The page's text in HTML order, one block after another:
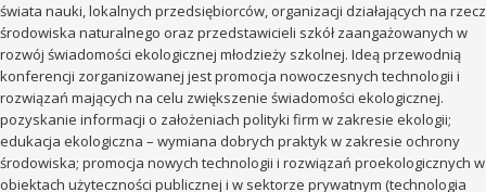
świata nauki, lokalnych przedsiębiorców, organizacji działających na rzecz
środowiska naturalnego oraz przedstawicieli szkół zaangażowanych w
rozwój świadomości ekologicznej młodzieży szkolnej. Ideą przewodnią
konferencji zorganizowanej jest promocja nowoczesnych technologii i
rozwiązań mających na celu zwiększenie świadomości ekologicznej.
pozyskanie informacji o założeniach polityki firm w zakresie ekologii;
edukacja ekologiczna – wymiana dobrych praktyk w zakresie ochrony
środowiska; promocja nowych technologii i rozwiązań proekologicznych w
obiektach użyteczności publicznej i w sektorze prywatnym (technologia